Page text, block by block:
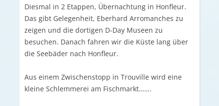
Diesmal in 2 Etappen, Übernachtung in Honfleur.
Das gibt Gelegenheit, Eberhard Arromanches zu
zeigen und die dortigen D-Day Museen zu
besuchen. Danach fahren wir die Küste lang über
die Seebäder nach Honfleur.
Aus einem Zwischenstopp in Trouville wird eine
kleine Schlemmerei am Fischmarkt…….